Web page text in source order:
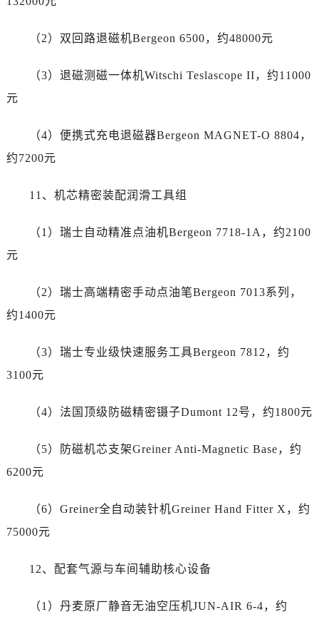
（2）双回路退磁机Bergeon 6500，约48000元
（3）退磁测磁一体机Witschi Teslascope II，约11000
元
（4）便携式充电退磁器Bergeon MAGNET-O 8804，
约7200元
11、机芯精密装配润滑工具组
（1）瑞士自动精准点油机Bergeon 7718-1A，约2100
元
（2）瑞士高端精密手动点油笔Bergeon 7013系列，
约1400元
（3）瑞士专业级快速服务工具Bergeon 7812，约
3100元
（4）法国顶级防磁精密镊子Dumont 12号，约1800元
（5）防磁机芯支架Greiner Anti-Magnetic Base，约
6200元
（6）Greiner全自动装针机Greiner Hand Fitter X，约
75000元
12、配套气源与车间辅助核心设备
（1）丹麦原厂静音无油空压机JUN-AIR 6-4，约